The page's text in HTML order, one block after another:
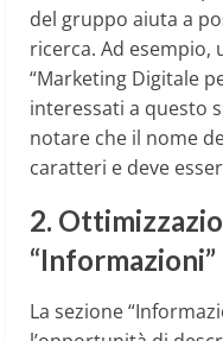
del gruppo aiuta a
ricerca. Ad
“Marketing Digitale
interessati a questo
notare che il nome
caratteri e deve
2.
“Informazioni”
La sezione